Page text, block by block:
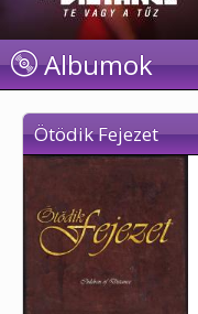
Albumok
Ötödik Fejezet